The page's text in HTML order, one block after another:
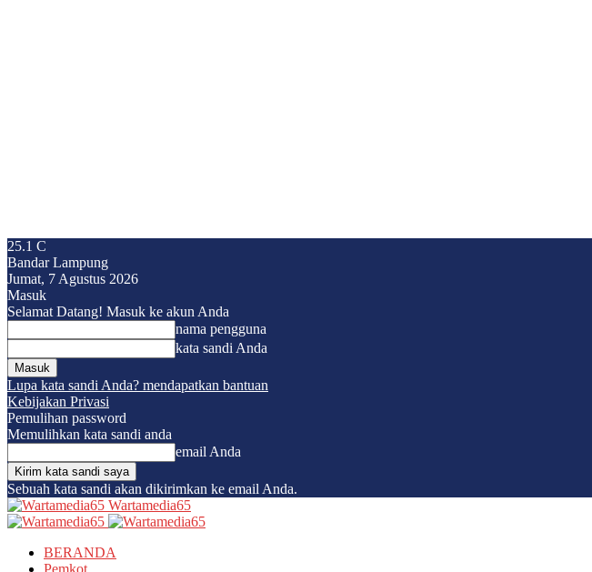
25.1 C
Bandar Lampung
Jumat, 7 Agustus 2026
Masuk
Selamat Datang! Masuk ke akun Anda
nama pengguna
kata sandi Anda
Lupa kata sandi Anda? mendapatkan bantuan
Kebijakan Privasi
Pemulihan password
Memulihkan kata sandi anda
email Anda
Sebuah kata sandi akan dikirimkan ke email Anda.
Wartamedia65
BERANDA
Pemkot